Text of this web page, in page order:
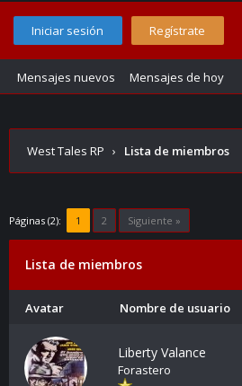
Iniciar sesión Regístrate
Mensajes nuevos Mensajes de hoy
West Tales RP › Lista de miembros
Páginas (2): 1 2 Siguiente »
Lista de miembros
Avatar Nombre de usuario
Liberty Valance
Forastero